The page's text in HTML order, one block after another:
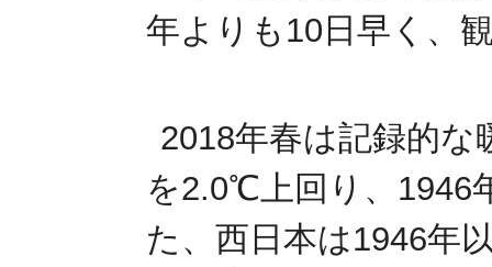
年よりも10日早く、
2018年春は記録的
を2.0℃上回り、1946
た、西日本は1946年